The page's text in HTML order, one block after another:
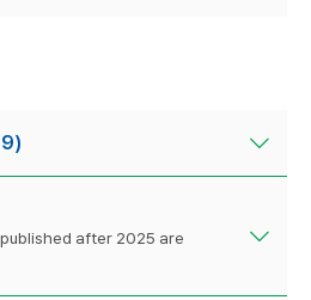
after 2025 are